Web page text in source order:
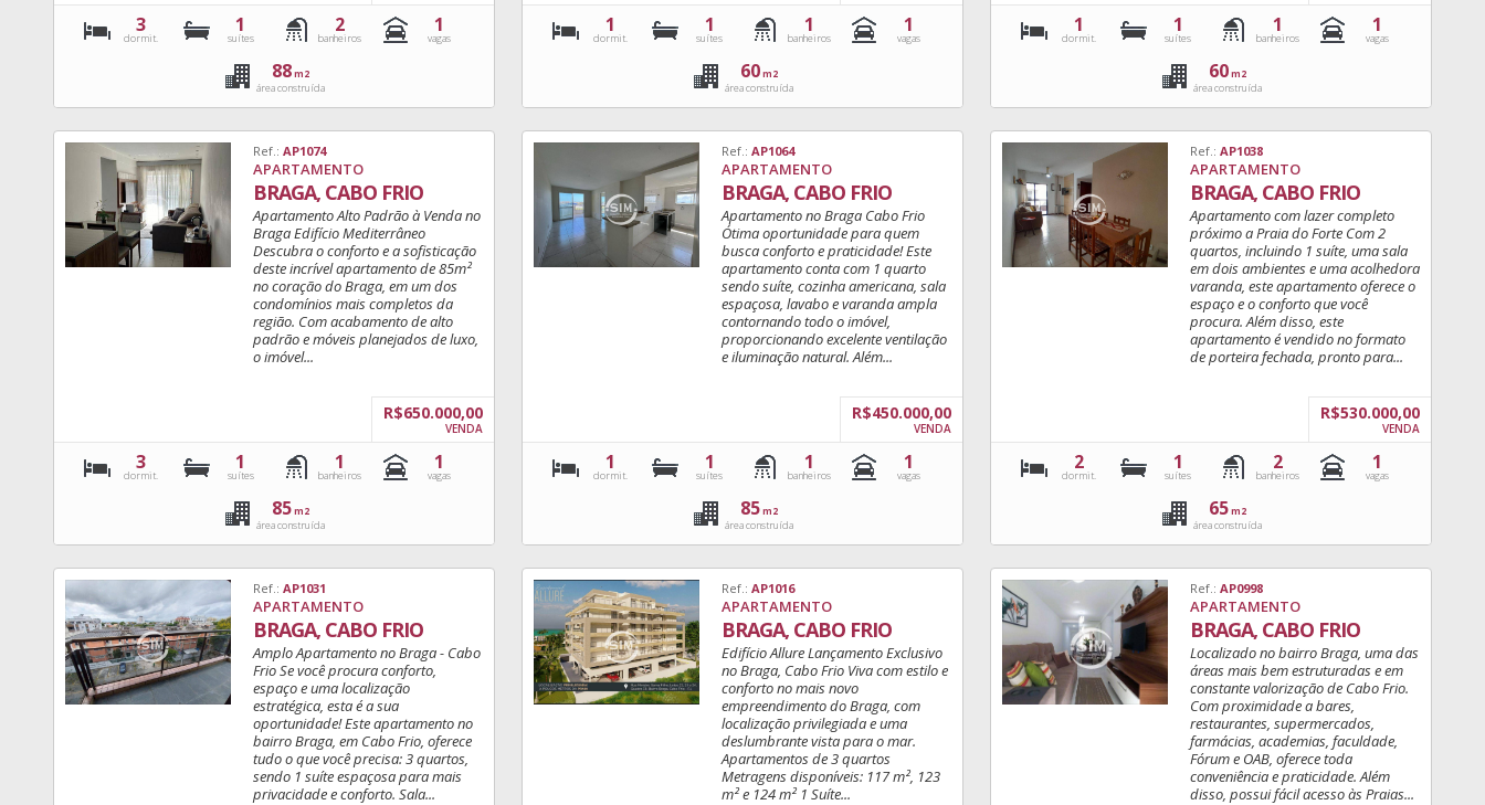
3
dormit.
1
suítes
2
banheiros
1
vagas
88m2
área construída
1
dormit.
1
suítes
1
banheiros
1
vagas
60m2
área construída
1
dormit.
1
suítes
1
banheiros
1
vagas
60m2
área construída
Ref.: AP1074
APARTAMENTO
BRAGA, CABO FRIO
Apartamento Alto Padrão à Venda no
Braga Edifício Mediterrâneo
Descubra o conforto e a sofisticação
deste incrível apartamento de 85m²
no coração do Braga, em um dos
condomínios mais completos da
região. Com acabamento de alto
padrão e móveis planejados de luxo,
o imóvel...
R$650.000,00
VENDA
3
dormit.
1
suítes
1
banheiros
1
vagas
85m2
área construída
Ref.: AP1064
APARTAMENTO
BRAGA, CABO FRIO
Apartamento no Braga Cabo Frio
Ótima oportunidade para quem
busca conforto e praticidade! Este
apartamento conta com 1 quarto
sendo suíte, cozinha americana, sala
espaçosa, lavabo e varanda ampla
contornando todo o imóvel,
proporcionando excelente ventilação
e iluminação natural. Além...
R$450.000,00
VENDA
1
dormit.
1
suítes
1
banheiros
1
vagas
85m2
área construída
Ref.:AP1038
APARTAMENTO
BRAGA, CABO FRIO
Apartamento com lazer completo
próximo a Praia do Forte Com 2
quartos, incluindo 1 suíte, uma sala
em dois ambientes e uma acolhedora
varanda, este apartamento oferece o
espaço e o conforto que você
procura. Além disso, este
apartamento é vendido no formato
de porteira fechada, pronto para...
R$530.000,00
VENDA
2
dormit.
1
suítes
2
banheiros
1
vagas
65m2
área construída
Ref.: AP1031
APARTAMENTO
BRAGA, CABO FRIO
Amplo Apartamento no Braga - Cabo
Frio Se você procura conforto,
espaço e uma localização
estratégica, esta é a sua
oportunidade! Este apartamento no
bairro Braga, em Cabo Frio, oferece
tudo o que você precisa: 3 quartos,
sendo 1 suíte espaçosa para mais
privacidade e conforto. Sala...
Ref.: AP1016
APARTAMENTO
BRAGA, CABO FRIO
Edifício Allure Lançamento Exclusivo
no Braga, Cabo Frio Viva com estilo e
conforto no mais novo
empreendimento do Braga, com
localização privilegiada e uma
deslumbrante vista para o mar.
Apartamentos de 3 quartos
Metragens disponíveis: 117 m², 123
m² e 124 m² 1 Suíte...
Ref.:AP0998
APARTAMENTO
BRAGA, CABO FRIO
Localizado no bairro Braga, uma das
áreas mais bem estruturadas e em
constante valorização de Cabo Frio.
Com proximidade a bares,
restaurantes, supermercados,
farmácias, academias, faculdade,
Fórum e OAB, oferece toda
conveniência e praticidade. Além
disso, possui fácil acesso às Praias...